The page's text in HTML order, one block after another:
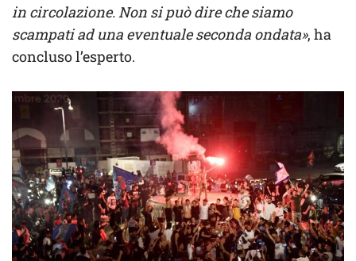
in circolazione. Non si può dire che siamo
scampati ad una eventuale seconda ondata», ha
concluso l’esperto.